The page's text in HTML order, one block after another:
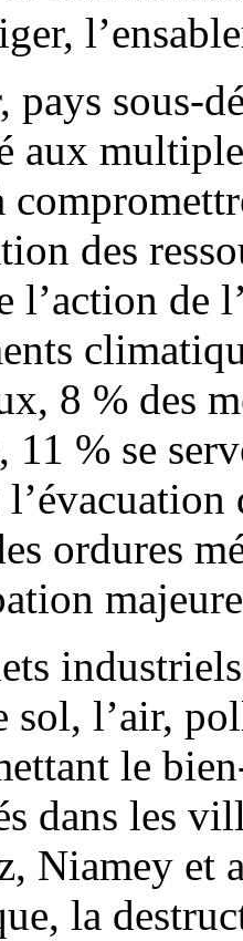
pays sous-
aux
des
l’action de
8 % des
11 % se
ordures
sol, l’air,
le
dans les
Niamey et
la